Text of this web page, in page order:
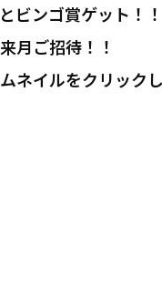
ビンゴ賞ゲット！！
月ご招待！！
ネイルをクリック